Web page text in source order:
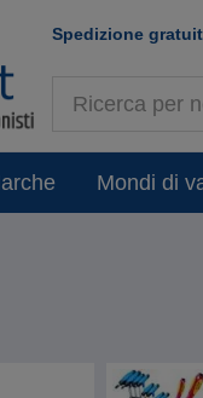
Spedizione
Mondi di